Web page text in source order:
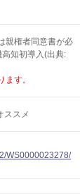
親権者同意書が必
知初導入(出典:
す。
ススメ
WS0000023278/